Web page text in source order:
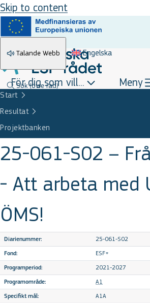
Skip to content
Talande Webb Engelska
Sök(övre rad)
För dig som vill... Meny
Start
Resultat
Projektbanken
25-061-S02 –
- Att arbeta med
ÖMS!
Diarienummer: 25-061-S02
Fond: ESF+
Programperiod: 2021-2027
Programområde: A1
Specifikt mål: A1A